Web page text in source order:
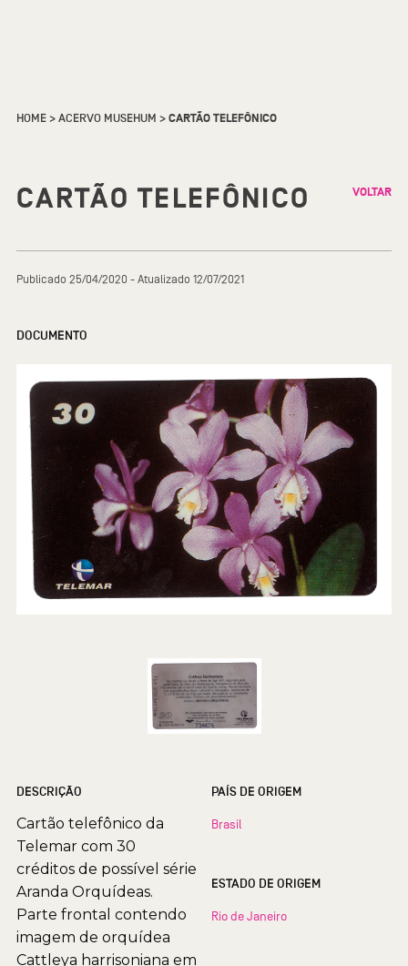
HOME>ACERVO MUSEHUM >CARTÃO TELEFÔNICO
CARTÃO TELEFÔNICO VOLTAR
Publicado 25/04/2020 - Atualizado 12/07/2021
DOCUMENTO
DESCRIÇÃO
Cartão telefônico da
Telemar com 30
créditos de possível série
Aranda Orquídeas.
Parte frontal contendo
imagem de orquídea
Cattleya harrisoniana em
PAÍS DE ORIGEM
Brasil
ESTADO DE ORIGEM
Rio de Janeiro